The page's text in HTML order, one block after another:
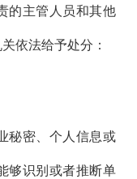
的主管人员和其他
依法给予处分：
密、个人信息或
够识别或者推断单